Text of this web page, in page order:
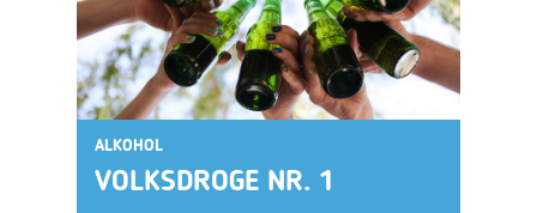
ALKOHOL
VOLKSDROGE NR. 1